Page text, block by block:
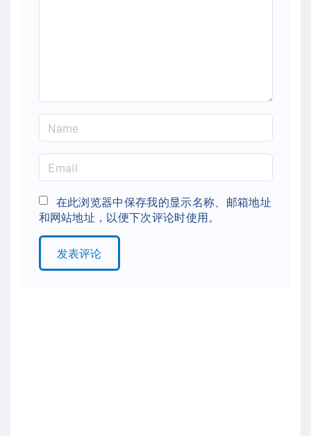
a
e
*
m
a
i
l
在此浏览器中保存我的显示名称、邮箱地址
和网站地址，以便下次评论时使用。